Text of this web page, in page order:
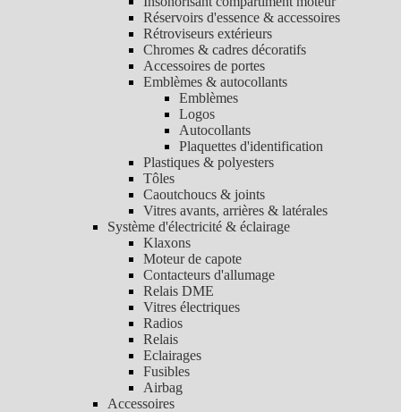
Réservoirs d'essence & accessoires
Rétroviseurs extérieurs
Chromes & cadres décoratifs
Accessoires de portes
Emblèmes & autocollants
Emblèmes
Logos
Autocollants
Plaquettes d'identification
Plastiques & polyesters
Tôles
Caoutchoucs & joints
Vitres avants, arrières & latérales
Système d'électricité & éclairage
Klaxons
Moteur de capote
Contacteurs d'allumage
Relais DME
Vitres électriques
Radios
Relais
Eclairages
Fusibles
Airbag
Accessoires